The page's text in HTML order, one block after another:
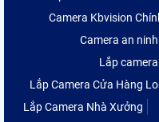
Camera Kbvision
Camera an ninh
Lắp
Lắp Camera Cửa Hàng
Lắp Camera Nhà Xưởng